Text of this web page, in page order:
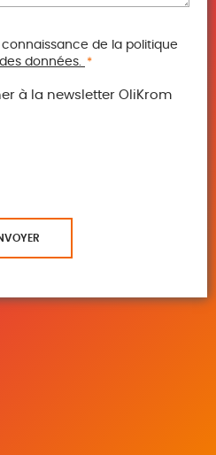
de la politique
données. *
à la newsletter OliKrom